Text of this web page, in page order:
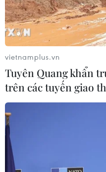
vietnamplus.vn
Tuyên Quang khẩn
trên các tuyến giao